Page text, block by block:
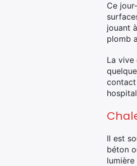
Ce
jouant
plomb
La vive
contact
Il est
béton